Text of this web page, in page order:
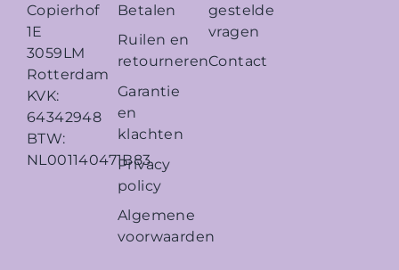
Copierhof
1E
3059LM
Rotterdam
KVK:
64342948
BTW:
NL001140471B83
Betalen
Ruilen en
retourneren
Garantie
en
klachten
Privacy
policy
Algemene
voorwaarden
gestelde
vragen
Contact